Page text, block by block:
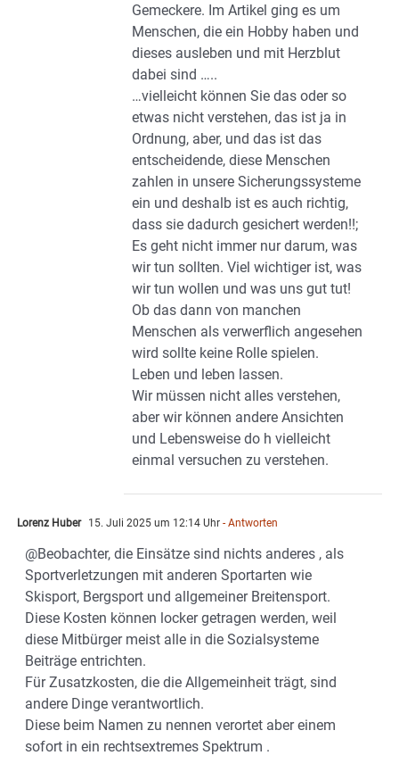
Gemeckere. Im Artikel ging es um
Menschen, die ein Hobby haben und
dieses ausleben und mit Herzblut
dabei sind …..
…vielleicht können Sie das oder so
etwas nicht verstehen, das ist ja in
Ordnung, aber, und das ist das
entscheidende, diese Menschen
zahlen in unsere Sicherungssysteme
ein und deshalb ist es auch richtig,
dass sie dadurch gesichert werden!!;
Es geht nicht immer nur darum, was
wir tun sollten. Viel wichtiger ist, was
wir tun wollen und was uns gut tut!
Ob das dann von manchen
Menschen als verwerflich angesehen
wird sollte keine Rolle spielen.
Leben und leben lassen.
Wir müssen nicht alles verstehen,
aber wir können andere Ansichten
und Lebensweise do h vielleicht
einmal versuchen zu verstehen.
Lorenz Huber 15. Juli 2025 um 12:14 Uhr - Antworten
@Beobachter, die Einsätze sind nichts anderes , als
Sportverletzungen mit anderen Sportarten wie
Skisport, Bergsport und allgemeiner Breitensport.
Diese Kosten können locker getragen werden, weil
diese Mitbürger meist alle in die Sozialsysteme
Beiträge entrichten.
Für Zusatzkosten, die die Allgemeinheit trägt, sind
andere Dinge verantwortlich.
Diese beim Namen zu nennen verortet aber einem
sofort in ein rechtsextremes Spektrum .